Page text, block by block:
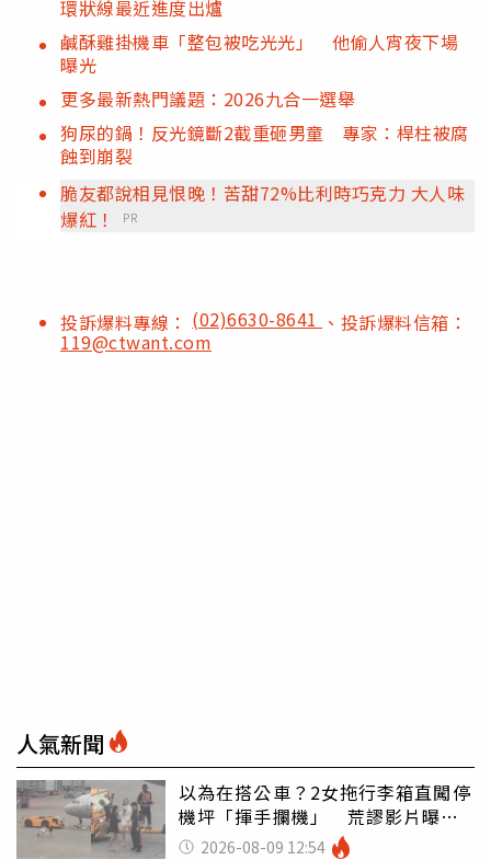
環狀線最近進度出爐
鹹酥雞掛機車「整包被吃光光」 他偷人宵夜下場
曝光
更多最新熱門議題：2026九合一選舉
狗尿的鍋！反光鏡斷2截重砸男童 專家：桿柱被腐
蝕到崩裂
脆友都說相見恨晚！苦甜72%比利時巧克力 大人味
爆紅！
PR
投訴爆料專線： (02)6630-8641 、投訴爆料信箱：
119@ctwant.com
人氣新聞
以為在搭公車？2女拖行李箱直闖停
機坪「揮手攔機」 荒謬影片曝網
傻眼2026-08-09 12:54